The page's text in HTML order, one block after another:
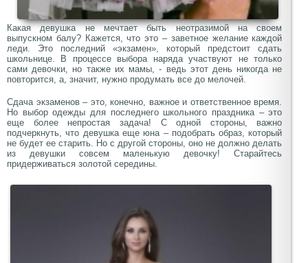
Какая девушка не мечтает быть неотразимой на своем
выпускном балу? Кажется, что это – заветное желание каждой
леди. Это последний «экзамен», который предстоит сдать
школьнице. В процессе выбора наряда участвуют не только
сами девочки, но также их мамы, - ведь этот день никогда не
повторится, а, значит, нужно продумать все до мелочей.
Сдача экзаменов – это, конечно, важное и ответственное время.
Но выбор одежды для последнего школьного праздника – это
еще более непростая задача! С одной стороны, важно
подчеркнуть, что девушка еще юна – подобрать образ, который
не будет ее старить. Но с другой стороны, оно не должно делать
из девушки совсем маленькую девочку! Старайтесь
придерживаться золотой середины.